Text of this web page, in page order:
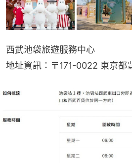
西武池袋旅遊服務中心
地址資訊：〒171-0022 東京都